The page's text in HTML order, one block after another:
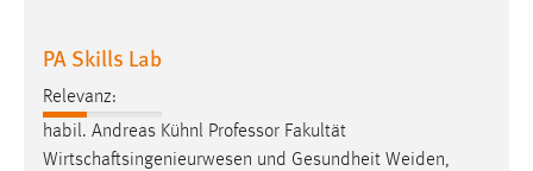
PA Skills Lab
Relevanz:
habil. Andreas Kühnl Professor Fakultät
Wirtschaftsingenieurwesen und Gesundheit Weiden,